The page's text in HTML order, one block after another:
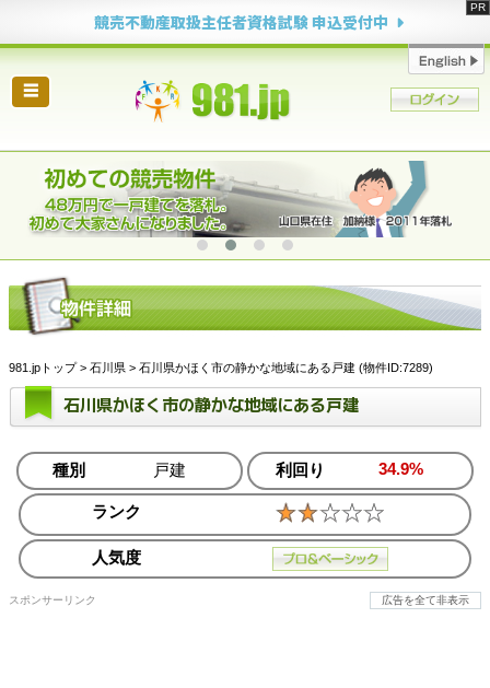
競売不動産取扱主任者資格試験 申込受付中
☰
981.jpトップ> 石川県 > 石川県かほく市の静かな地域にある戸建 (物件ID:7289)
石川県かほく市の静かな地域にある戸建
種別 戸建 利回り 34.9%
ランク
人気度
スポンサーリンク 広告を全て非表示